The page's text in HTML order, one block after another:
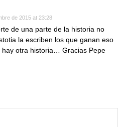
de 2015 at 23:28
de una parte de la historia no
la escriben los que ganan eso
hay otra historia… Gracias Pepe